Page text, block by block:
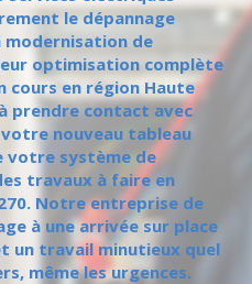
le dépannage
de
optimisation complète
cours en région Haute
prendre contact avec
nouveau tableau
votre système de
travaux à faire en
Notre entreprise de
à une arrivée sur place
un travail minutieux quel
même les urgences.